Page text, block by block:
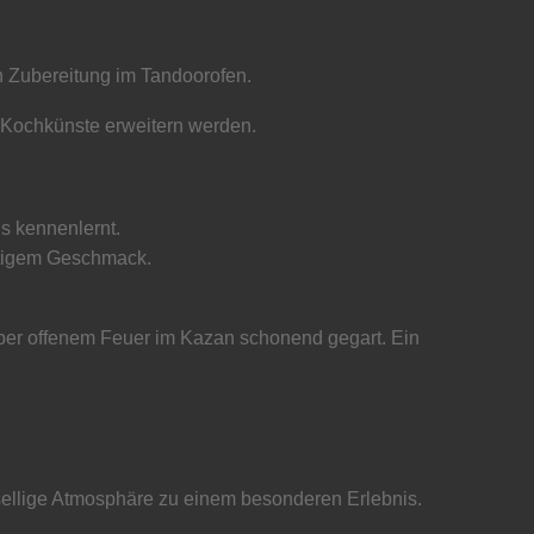
im Tandoorofen.
erweitern werden.
kennenlernt.
Geschmack.
offenem Feuer im Kazan schonend gegart. Ein
Atmosphäre zu einem besonderen Erlebnis.